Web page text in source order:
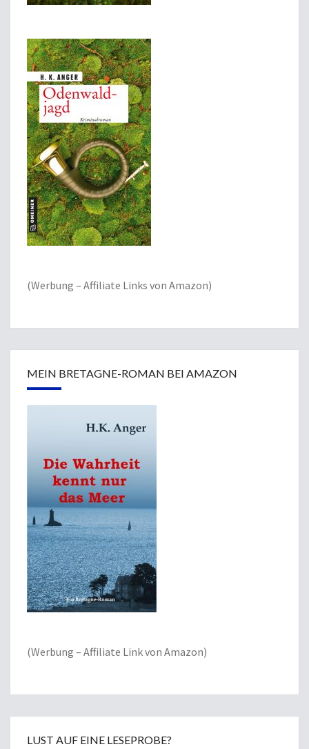
(Werbung – Affiliate Links von Amazon)
MEIN BRETAGNE-ROMAN BEI AMAZON
(Werbung – Affiliate Link von Amazon)
LUST AUF EINE LESEPROBE?